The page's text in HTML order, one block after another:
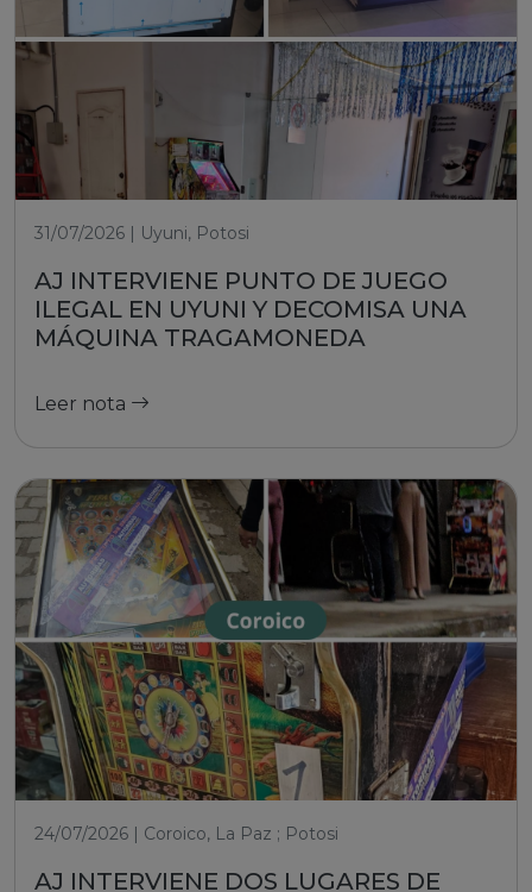
31/07/2026 | Uyuni, Potosi
AJ INTERVIENE PUNTO DE JUEGO
ILEGAL EN UYUNI Y DECOMISA UNA
MÁQUINA TRAGAMONEDA
Leer nota
24/07/2026 | Coroico, La Paz ; Potosi
AJ INTERVIENE DOS LUGARES DE